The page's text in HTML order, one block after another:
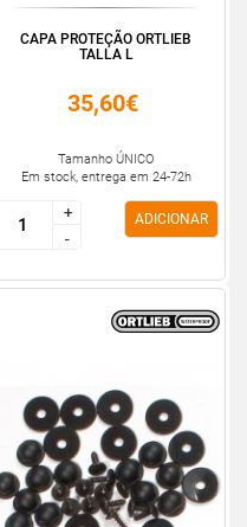
CAPA PROTEÇÃO ORTLIEB
TALLA L
35,60€
Tamanho ÚNICO
Em stock, entrega em 24-72h
+
-
+
-
ADICIONAR